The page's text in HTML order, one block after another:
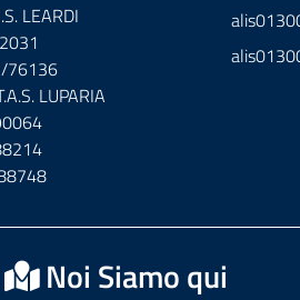
LEARDI
76136
LUPARIA
Noi Siamo qui